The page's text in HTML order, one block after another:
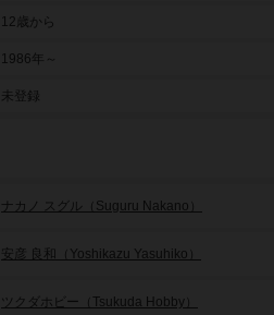
12歳から
1986年～
未登録
ナカノ スグル（Suguru Nakano）
安彦 良和（Yoshikazu Yasuhiko）
ツクダホビー（Tsukuda Hobby）